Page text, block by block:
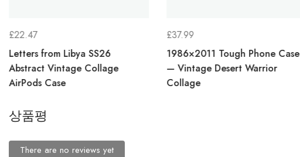
£22.47
Letters from Libya SS26
Abstract Vintage Collage
AirPods Case
£37.99
1986×2011 Tough Phone Case
— Vintage Desert Warrior
Collage
상품평
There are no reviews yet